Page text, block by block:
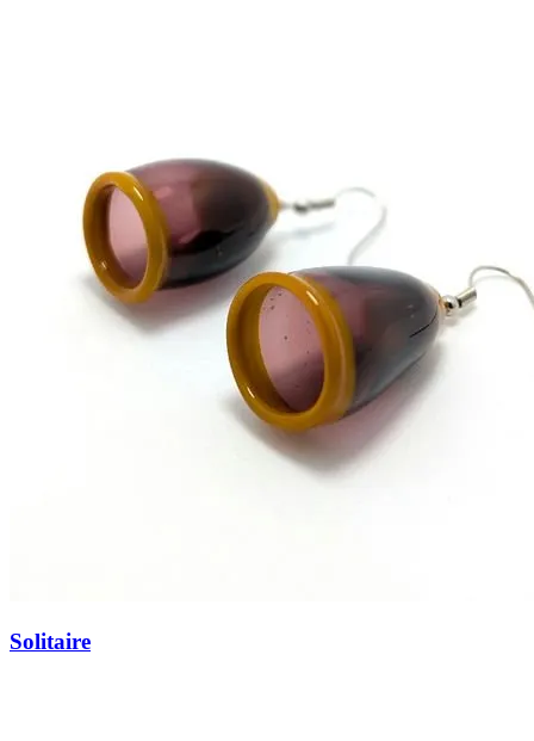
Solitaire